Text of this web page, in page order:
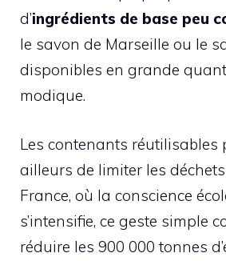
d’ingrédients de base peu
le savon de Marseille ou le
disponibles en grande
modique.
Les contenants réutilisables
ailleurs de limiter les
France, où la conscience
s’intensifie, ce geste simple
réduire les 900 000 tonnes